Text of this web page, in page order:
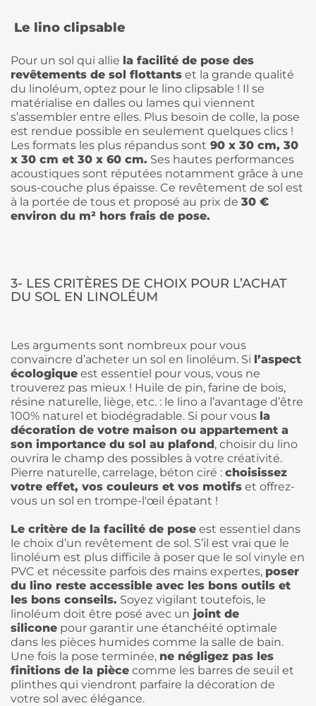
Le lino clipsable
Pour un sol qui allie la facilité de pose des
revêtements de sol flottants et la grande qualité
du linoléum, optez pour le lino clipsable ! Il se
matérialise en dalles ou lames qui viennent
s’assembler entre elles. Plus besoin de colle, la pose
est rendue possible en seulement quelques clics !
Les formats les plus répandus sont 90 x 30 cm, 30
x 30 cm et 30 x 60 cm. Ses hautes performances
acoustiques sont réputées notamment grâce à une
sous-couche plus épaisse. Ce revêtement de sol est
à la portée de tous et proposé au prix de 30 €
environ du m² hors frais de pose.
3- LES CRITÈRES DE CHOIX POUR L’ACHAT
DU SOL EN LINOLÉUM
Les arguments sont nombreux pour vous
convaincre d’acheter un sol en linoléum. Si l’aspect
écologique est essentiel pour vous, vous ne
trouverez pas mieux ! Huile de pin, farine de bois,
résine naturelle, liège, etc. : le lino a l’avantage d’être
100% naturel et biodégradable. Si pour vous la
décoration de votre maison ou appartement a
son importance du sol au plafond, choisir du lino
ouvrira le champ des possibles à votre créativité.
Pierre naturelle, carrelage, béton ciré : choisissez
votre effet, vos couleurs et vos motifs et offrez-
vous un sol en trompe-l'œil épatant !
Le critère de la facilité de pose est essentiel dans
le choix d’un revêtement de sol. S’il est vrai que le
linoléum est plus difficile à poser que le sol vinyle en
PVC et nécessite parfois des mains expertes, poser
du lino reste accessible avec les bons outils et
les bons conseils. Soyez vigilant toutefois, le
linoléum doit être posé avec un joint de
silicone pour garantir une étanchéité optimale
dans les pièces humides comme la salle de bain.
Une fois la pose terminée, ne négligez pas les
finitions de la pièce comme les barres de seuil et
plinthes qui viendront parfaire la décoration de
votre sol avec élégance.